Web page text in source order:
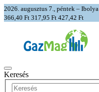
2026. augusztus 7., péntek – Ibolya
366,40 Ft 317,95 Ft 427,42 Ft
Keresés